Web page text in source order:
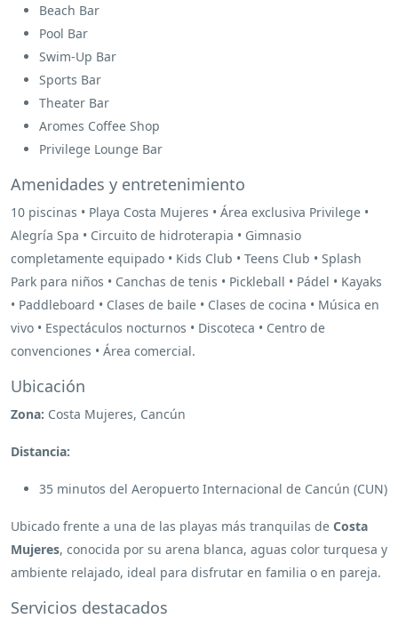
Beach Bar
Pool Bar
Swim-Up Bar
Sports Bar
Theater Bar
Aromes Coffee Shop
Privilege Lounge Bar
Amenidades y entretenimiento
10 piscinas • Playa Costa Mujeres • Área exclusiva Privilege •
Alegría Spa • Circuito de hidroterapia • Gimnasio
completamente equipado • Kids Club • Teens Club • Splash
Park para niños • Canchas de tenis • Pickleball • Pádel • Kayaks
• Paddleboard • Clases de baile • Clases de cocina • Música en
vivo • Espectáculos nocturnos • Discoteca • Centro de
convenciones • Área comercial.
Ubicación
Zona: Costa Mujeres, Cancún
Distancia:
35 minutos del Aeropuerto Internacional de Cancún (CUN)
Ubicado frente a una de las playas más tranquilas de Costa
Mujeres, conocida por su arena blanca, aguas color turquesa y
ambiente relajado, ideal para disfrutar en familia o en pareja.
Servicios destacados